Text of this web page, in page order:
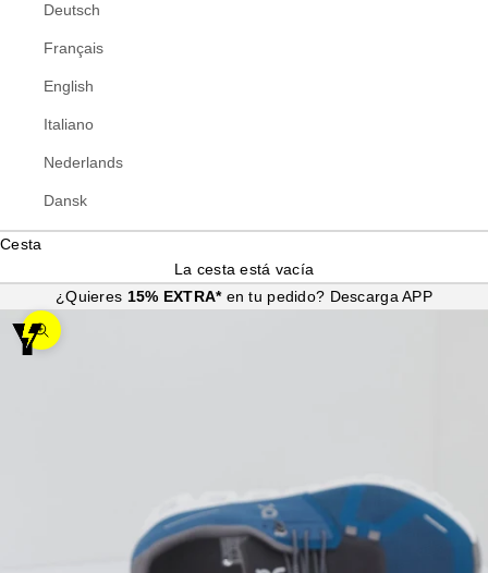
Deutsch
Français
English
Italiano
Nederlands
Dansk
Cesta
La cesta está vacía
¿Quieres 15% EXTRA* en tu pedido? Descarga APP
Zoom